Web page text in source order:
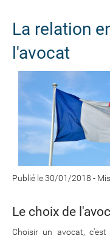
La relation
l'avocat
Publié le 30/01/2018 -
Le choix de
Choisir un avocat,